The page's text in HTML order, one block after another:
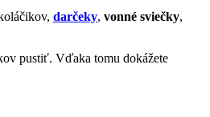
darčeky, vonné sviečky,
pustiť. Vďaka tomu dokážete